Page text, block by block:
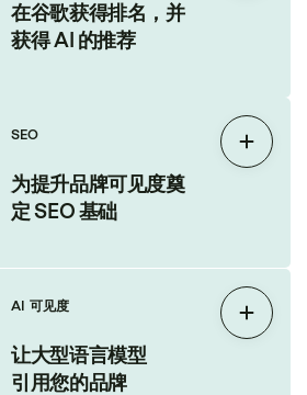
在谷歌获得排名，并
获得 AI 的推荐
SEO
为提升品牌可见度奠
定 SEO 基础
展开
AI 可见度
让大型语言模型
引用您的品牌
展开